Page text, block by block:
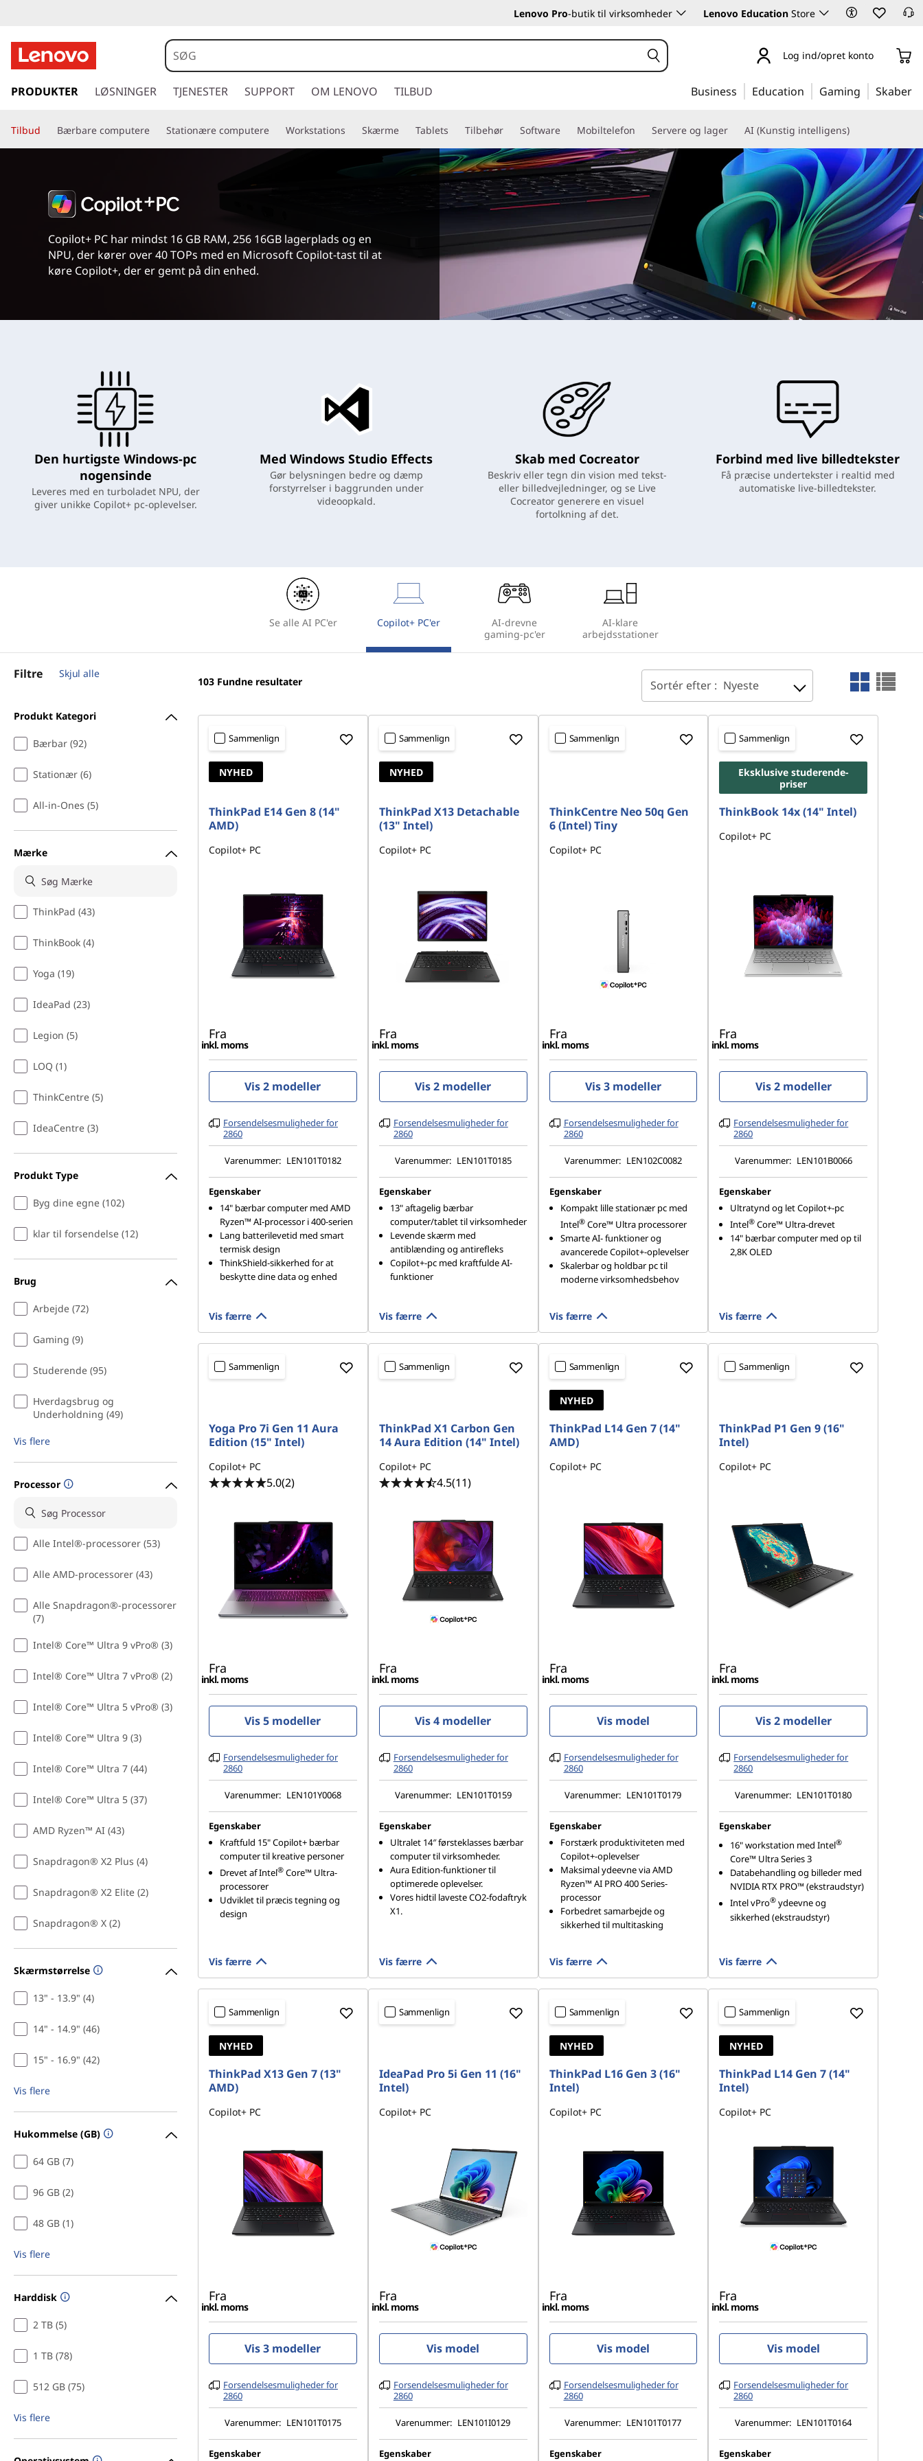
o
p
Lenovo Pro-butik til virksomheder Lenovo Education Store
p
n
g
d
Log ind/opret konto
PRODUKTER LØSNINGER TJENESTER SUPPORT OM LENOVO TILBUD Business Education Gaming Skaber
Tilbud Bærbare computere Stationære computere Workstations Skærme Tablets Tilbehør Software Mobiltelefon Servere og lager AI (Kunstig intelligens)
Copilot+ PC har mindst 16 GB RAM, 256 16GB lagerplads og en
NPU, der kører over 40 TOPs med en Microsoft Copilot-tast til at
køre Copilot+, der er gemt på din enhed.
Den hurtigste Windows-pc
nogensinde
Leveres med en turboladet NPU, der
giver unikke Copilot+ pc-oplevelser.
Med Windows Studio Effects
Gør belysningen bedre og dæmp
forstyrrelser i baggrunden under
videoopkald.
Skab med Cocreator
Beskriv eller tegn din vision med tekst-
eller billedvejledninger, og se Live
Cocreator generere en visuel
fortolkning af det.
Forbind med live billedtekster
Få præcise undertekster i realtid med
automatiske live-billedtekster.
Se alle AI PC'er Copilot+ PC'er
AI-drevne
gaming-pc'er
AI-klare
arbejdsstationer
Filtre Skjul alle
Produkt Kategori
Bærbar (92)
Stationær (6)
All-in-Ones (5)
Mærke
ThinkPad (43)
ThinkBook (4)
Yoga (19)
IdeaPad (23)
Legion (5)
LOQ (1)
ThinkCentre (5)
IdeaCentre (3)
Produkt Type
Byg dine egne (102)
klar til forsendelse (12)
Brug
Arbejde (72)
Gaming (9)
Studerende (95)
Hverdagsbrug og
Underholdning (49)
Vis flere
Processor
Alle Intel®-processorer (53)
Alle AMD-processorer (43)
Alle Snapdragon®-processorer
(7)
Intel® Core™ Ultra 9 vPro® (3)
Intel® Core™ Ultra 7 vPro® (2)
Intel® Core™ Ultra 5 vPro® (3)
Intel® Core™ Ultra 9 (3)
Intel® Core™ Ultra 7 (44)
Intel® Core™ Ultra 5 (37)
AMD Ryzen™ AI (43)
Snapdragon® X2 Plus (4)
Snapdragon® X2 Elite (2)
Snapdragon® X (2)
Skærmstørrelse
13" - 13.9" (4)
14" - 14.9" (46)
15" - 16.9" (42)
Vis flere
Hukommelse (GB)
64 GB (7)
96 GB (2)
48 GB (1)
Vis flere
Harddisk
2 TB (5)
1 TB (78)
512 GB (75)
Vis flere
103 Fundne resultater Sortér efter : Nyeste
Sammenlign
NYHED
ThinkPad E14 Gen 8 (14"
AMD)
Copilot+ PC
Fra
inkl. moms
Vis 2 modeller
Forsendelsesmuligheder for
2860
Varenummer: LEN101T0182
Egenskaber
14" bærbar computer med AMD
Ryzen™ AI-processor i 400-serien
Lang batterilevetid med smart
termisk design
ThinkShield-sikkerhed for at
beskytte dine data og enhed
Vis færre
Sammenlign
NYHED
ThinkPad X13 Detachable
(13" Intel)
Copilot+ PC
Fra
inkl. moms
Vis 2 modeller
Forsendelsesmuligheder for
2860
Varenummer: LEN101T0185
Egenskaber
13" aftagelig bærbar
computer/tablet til virksomheder
Levende skærm med
antiblænding og antirefleks
Copilot+-pc med kraftfulde AI-
funktioner
Vis færre
Sammenlign
ThinkCentre Neo 50q Gen
6 (Intel) Tiny
Copilot+ PC
Fra
inkl. moms
Vis 3 modeller
Forsendelsesmuligheder for
2860
Varenummer: LEN102C0082
Egenskaber
Kompakt lille stationær pc med
Intel® Core™ Ultra processorer
Smarte AI- funktioner og
avancerede Copilot+-oplevelser
Skalerbar og holdbar pc til
moderne virksomhedsbehov
Vis færre
Sammenlign
Eksklusive studerende-
priser
ThinkBook 14x (14" Intel)
Copilot+ PC
Fra
inkl. moms
Vis 2 modeller
Forsendelsesmuligheder for
2860
Varenummer: LEN101B0066
Egenskaber
Ultratynd og let Copilot+-pc
Intel® Core™ Ultra-drevet
14" bærbar computer med op til
2,8K OLED
Vis færre
Sammenlign
Yoga Pro 7i Gen 11 Aura
Edition (15" Intel)
Copilot+ PC
5.0(2)
Fra
inkl. moms
Vis 5 modeller
Forsendelsesmuligheder for
2860
Varenummer: LEN101Y0068
Egenskaber
Kraftfuld 15" Copilot+ bærbar
computer til kreative personer
Drevet af Intel® Core™ Ultra-
processorer
Udviklet til præcis tegning og
design
Vis færre
Sammenlign
ThinkPad X1 Carbon Gen
14 Aura Edition (14" Intel)
Copilot+ PC
4.5(11)
Fra
inkl. moms
Vis 4 modeller
Forsendelsesmuligheder for
2860
Varenummer: LEN101T0159
Egenskaber
Ultralet 14″ førsteklasses bærbar
computer til virksomheder.
Aura Edition-funktioner til
optimerede oplevelser.
Vores hidtil laveste CO2-fodaftryk
X1.
Vis færre
Sammenlign
NYHED
ThinkPad L14 Gen 7 (14"
AMD)
Copilot+ PC
Fra
inkl. moms
Vis model
Forsendelsesmuligheder for
2860
Varenummer: LEN101T0179
Egenskaber
Forstærk produktiviteten med
Copilot+-oplevelser
Maksimal ydeevne via AMD
Ryzen™ AI PRO 400 Series-
processor
Forbedret samarbejde og
sikkerhed til multitasking
Vis færre
Sammenlign
ThinkPad P1 Gen 9 (16"
Intel)
Copilot+ PC
Fra
inkl. moms
Vis 2 modeller
Forsendelsesmuligheder for
2860
Varenummer: LEN101T0180
Egenskaber
16" workstation med Intel®
Core™ Ultra Series 3
Databehandling og billeder med
NVIDIA RTX PRO™ (ekstraudstyr)
Intel vPro® ydeevne og
sikkerhed (ekstraudstyr)
Vis færre
Sammenlign
NYHED
ThinkPad X13 Gen 7 (13"
AMD)
Copilot+ PC
Fra
inkl. moms
Vis 3 modeller
Forsendelsesmuligheder for
2860
Varenummer: LEN101T0175
Egenskaber
Sammenlign
IdeaPad Pro 5i Gen 11 (16"
Intel)
Copilot+ PC
Fra
inkl. moms
Vis model
Forsendelsesmuligheder for
2860
Varenummer: LEN101I0129
Egenskaber
Sammenlign
NYHED
ThinkPad L16 Gen 3 (16"
Intel)
Copilot+ PC
Fra
inkl. moms
Vis model
Forsendelsesmuligheder for
2860
Varenummer: LEN101T0177
Egenskaber
Sammenlign
NYHED
ThinkPad L14 Gen 7 (14"
Intel)
Copilot+ PC
Fra
inkl. moms
Vis model
Forsendelsesmuligheder for
2860
Varenummer: LEN101T0164
Egenskaber